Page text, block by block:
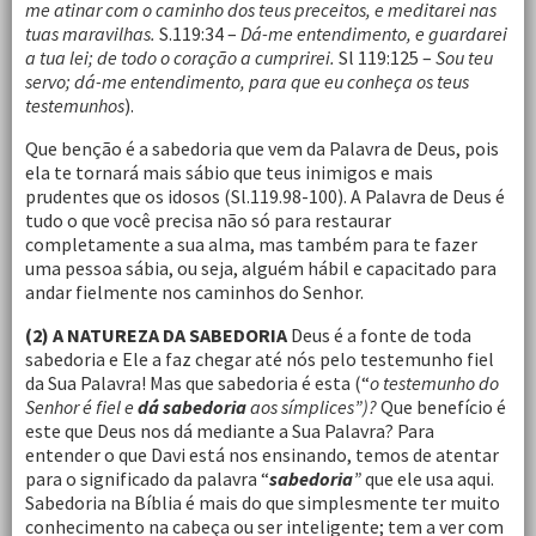
me atinar com o caminho dos teus preceitos, e meditarei nas
tuas maravilhas. S.119:34 – Dá-me entendimento, e guardarei
a tua lei; de todo o coração a cumprirei. Sl 119:125 – Sou teu
servo; dá-me entendimento, para que eu conheça os teus
testemunhos).
Que benção é a sabedoria que vem da Palavra de Deus, pois
ela te tornará mais sábio que teus inimigos e mais
prudentes que os idosos (Sl.119.98-100). A Palavra de Deus é
tudo o que você precisa não só para restaurar
completamente a sua alma, mas também para te fazer
uma pessoa sábia, ou seja, alguém hábil e capacitado para
andar fielmente nos caminhos do Senhor.
(2) A NATUREZA DA SABEDORIA Deus é a fonte de toda
sabedoria e Ele a faz chegar até nós pelo testemunho fiel
da Sua Palavra! Mas que sabedoria é esta (“o testemunho do
Senhor é fiel e dá sabedoriaaos símplices”)?Que benefício é
este que Deus nos dá mediante a Sua Palavra? Para
entender o que Davi está nos ensinando, temos de atentar
para o significado da palavra “sabedoria”que ele usa aqui.
Sabedoria na Bíblia é mais do que simplesmente ter muito
conhecimento na cabeça ou ser inteligente; tem a ver com